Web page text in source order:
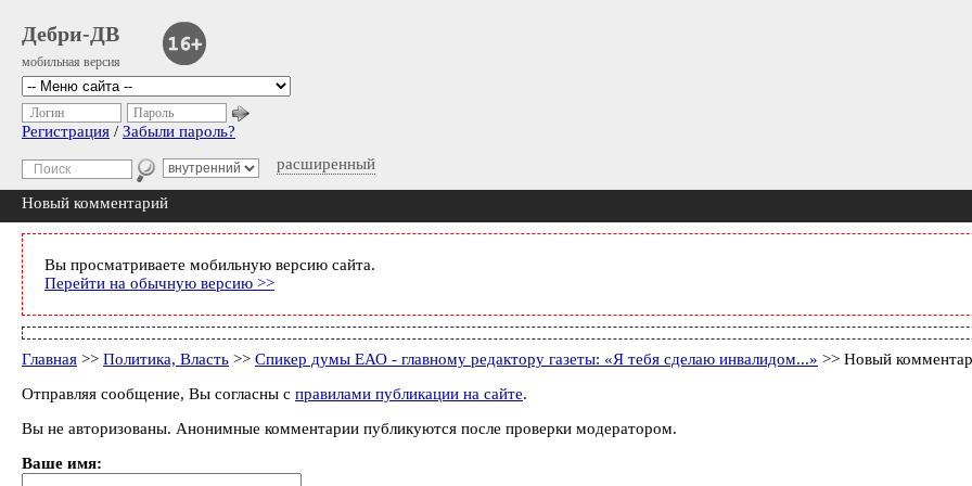
Дебри-ДВ
мобильная версия
расширенный
Логин Пароль
Регистрация / Забыли пароль?
Новый комментарий
Вы просматриваете мобильную версию сайта.
Перейти на обычную версию >>
Главная >> Политика, Власть >> Спикер думы ЕАО - главному редактору газеты: «Я тебя сделаю инвалидом...» >> Новый
Отправляя сообщение, Вы согласны с правилами публикации на сайте.
Вы не авторизованы. Анонимные комментарии публикуются после проверки модератором.
Ваше имя: